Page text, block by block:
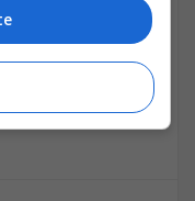
Magazine op
mailadres!